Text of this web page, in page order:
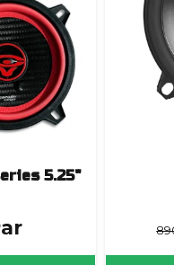
5.25"